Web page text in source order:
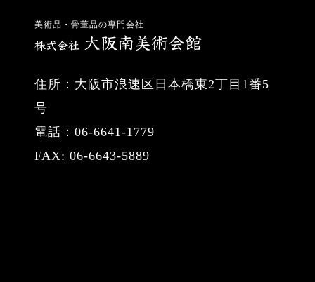
美術品・骨董品の専門会社
住所：大阪市浪速区日本橋東2丁目1番5
号
電話：06-6641-1779
FAX: 06-6643-5889